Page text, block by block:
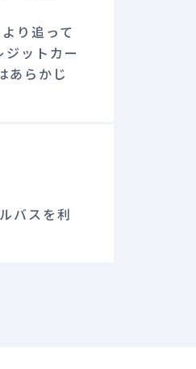
り追って
ットカー
あらかじ
バスを利